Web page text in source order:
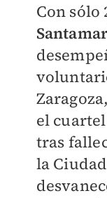
Con sólo
el
tras
la